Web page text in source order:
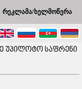
რეკლამა/ხელმოწერა
უპილოტო საფრენი